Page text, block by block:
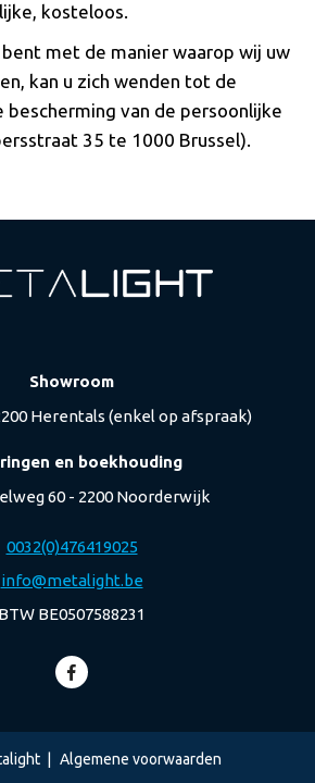
kosteloos.
met de manier waarop wij uw
kan u zich wenden tot de
bescherming van de persoonlijke
35 te 1000 Brussel).
Showroom
Herentals (enkel op afspraak)
en boekhouding
60 - 2200 Noorderwijk
0032(0)476419025
info@metalight.be
BTW BE0507588231
Algemene voorwaarden